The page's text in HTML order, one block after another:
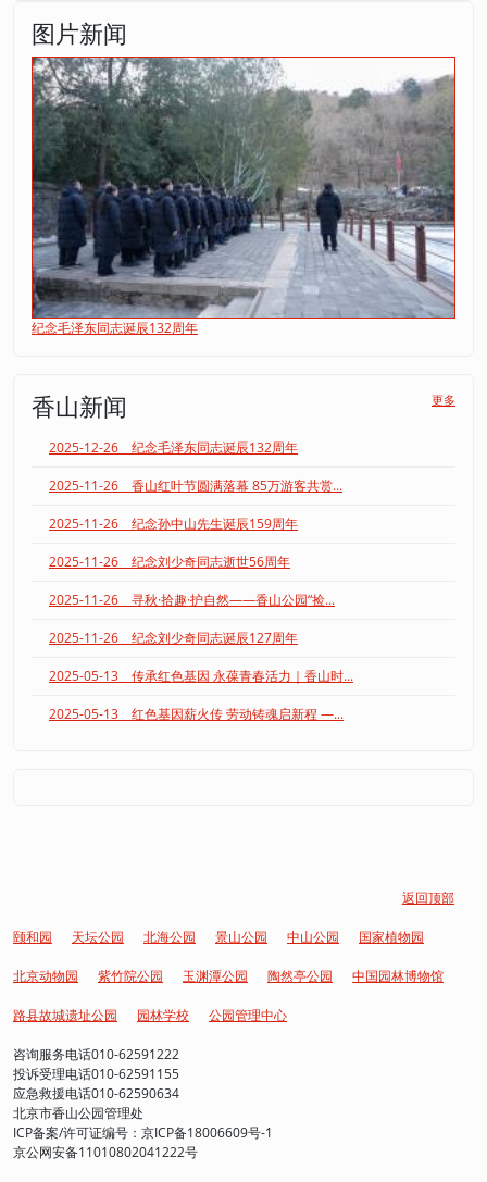
图片新闻
纪念毛泽东同志诞辰132周年
香山新闻 更多
2025-12-26 纪念毛泽东同志诞辰132周年
2025-11-26 香山红叶节圆满落幕 85万游客共赏...
2025-11-26 纪念孙中山先生诞辰159周年
2025-11-26 纪念刘少奇同志逝世56周年
2025-11-26 寻秋·拾趣·护自然——香山公园“捡...
2025-11-26 纪念刘少奇同志诞辰127周年
2025-05-13 传承红色基因 永葆青春活力｜香山时...
2025-05-13 红色基因薪火传 劳动铸魂启新程 —...
返回顶部
颐和园 天坛公园 北海公园 景山公园 中山公园 国家植物园
北京动物园 紫竹院公园 玉渊潭公园 陶然亭公园 中国园林博物馆
路县故城遗址公园 园林学校 公园管理中心
咨询服务电话010-62591222
投诉受理电话010-62591155
应急救援电话010-62590634
北京市香山公园管理处
ICP备案/许可证编号：京ICP备18006609号-1
京公网安备11010802041222号